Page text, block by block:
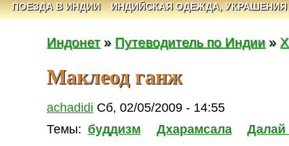
ПОЕЗДА В ИНДИИ ИНДИЙСКАЯ ОДЕЖДА, УКРАШЕНИЯ
Индонет» Путеводитель по Индии »
Маклеод ганж
achadidi Сб, 02/05/2009 - 14:55
Темы: буддизм Дхарамсала